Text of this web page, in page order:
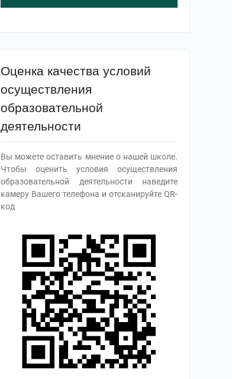
Оценка качества условий
осуществления
образовательной
деятельности
Вы можете оставить мнение о нашей школе.
Чтобы оценить условия осуществления
образовательной деятельности наведите
камеру Вашего телефона и отсканируйте QR-
код